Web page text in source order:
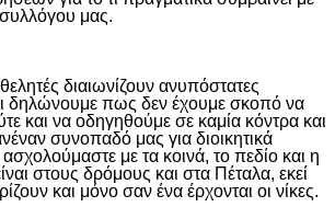
μας.
διαιωνίζουν ανυπόστατες
δηλώνουμε πως δεν έχουμε σκοπό να
και να οδηγηθούμε σε καμία κόντρα και
συνοπαδό μας για διοικητικά
με τα κοινά, το πεδίο και η
στους δρόμους και στα Πέταλα, εκεί
και μόνο σαν ένα έρχονται οι νίκες.